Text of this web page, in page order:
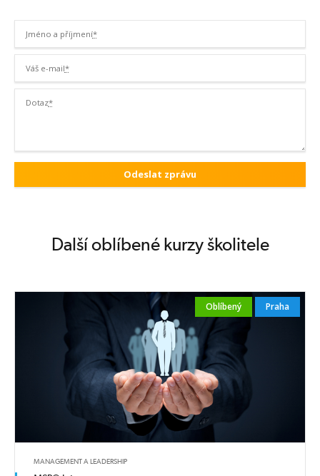
Jméno a příjmení*
Váš e-mail*
Dotaz*
Další oblíbené kurzy školitele
Oblíbený Praha
MANAGEMENT A LEADERSHIP